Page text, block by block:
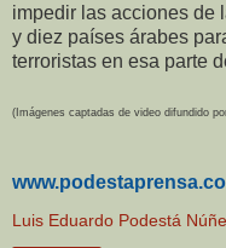
impedir las acciones de
y diez países árabes
terroristas en esa parte
(Imágenes captadas de video difundido
Luis Eduardo Podestá